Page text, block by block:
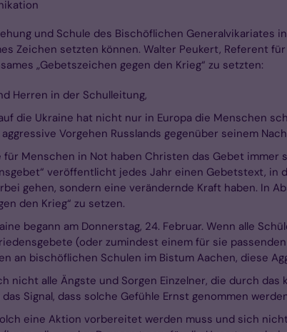
und Schule des Bischöflichen
Zeichen setzten können. Walter Peukert, Referent
„Gebetszeichen gegen den Krieg“ zu setzten:
Herren in der Schulleitung,
die Ukraine hat nicht nur in Europa die Menschen
aggressive Vorgehen Russlands gegenüber seinem
für Menschen in Not haben Christen das Gebet
veröffentlicht jedes Jahr einen Gebetstext,
gehen, sondern eine verändernde Kraft haben. In
den Krieg“ zu setzen.
begann am Donnerstag, 24. Februar. Wenn alle
(oder zumindest einem für sie
an bischöflichen Schulen im Bistum Aachen, diese
nicht alle Ängste und Sorgen Einzelner, die durch
Signal, dass solche Gefühle Ernst genommen
eine Aktion vorbereitet werden muss und sich